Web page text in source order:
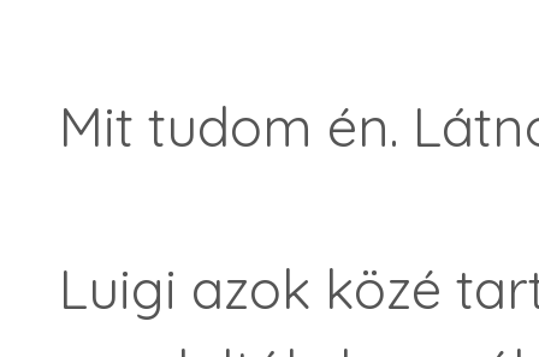
Mit tudom én.
Luigi azok közé